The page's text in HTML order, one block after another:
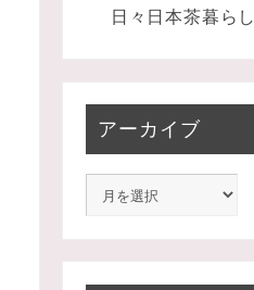
日々日本茶暮らし
アーカイブ